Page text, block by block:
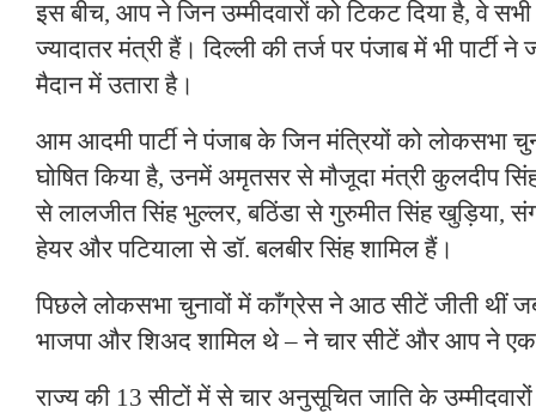
इस बीच, आप ने जिन उम्मीदवारों को टिकट दिया है, वे
ज्यादातर मंत्री हैं। दिल्ली की तर्ज पर पंजाब में भी पार्टी ने
मैदान में उतारा है।
आम आदमी पार्टी ने पंजाब के जिन मंत्रियों को लोकसभा
घोषित किया है, उनमें अमृतसर से मौजूदा मंत्री कुलदीप
से लालजीत सिंह भुल्लर, बठिंडा से गुरुमीत सिंह खुड़िया,
हेयर और पटियाला से डॉ. बलबीर सिंह शामिल हैं।
पिछले लोकसभा चुनावों में काँग्रेस ने आठ सीटें जीती थीं
भाजपा और शिअद शामिल थे – ने चार सीटें और आप ने एक
राज्य की 13 सीटों में से चार अनुसूचित जाति के